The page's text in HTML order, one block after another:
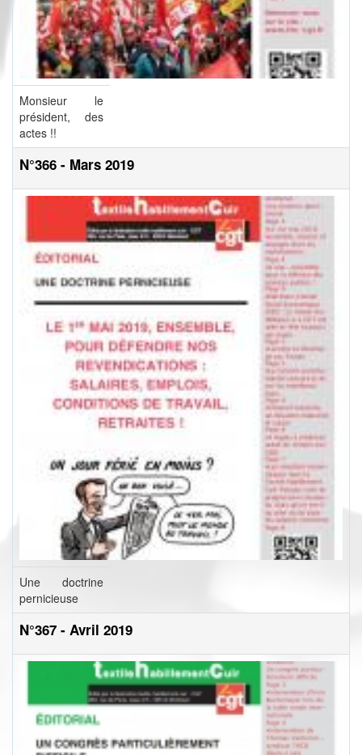
Monsieur le
président, des
actes !!
N°366 - Mars 2019
Une doctrine
pernicieuse
N°367 - Avril 2019